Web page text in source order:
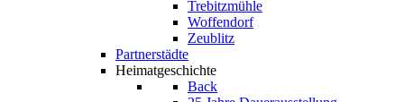
Trebitzmühle
Woffendorf
Zeublitz
Partnerstädte
Heimatgeschichte
Back